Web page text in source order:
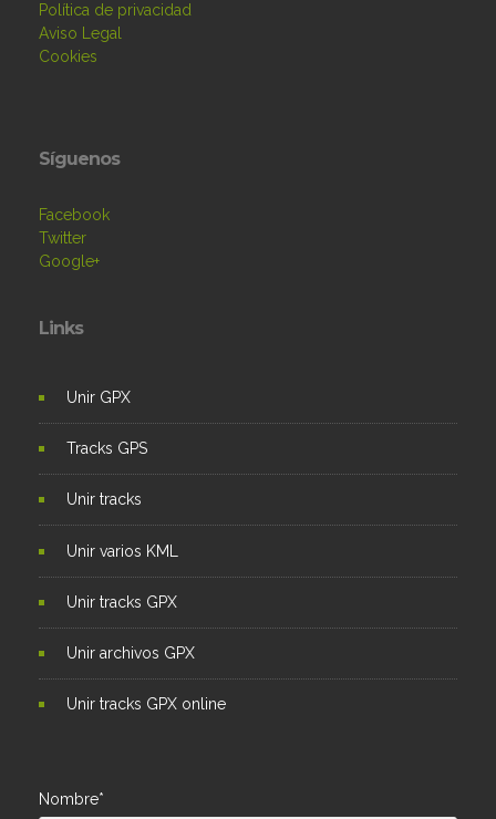
Política de privacidad
Aviso Legal
Cookies
Síguenos
Facebook
Twitter
Google+
Links
Unir GPX
Tracks GPS
Unir tracks
Unir varios KML
Unir tracks GPX
Unir archivos GPX
Unir tracks GPX online
Nombre*